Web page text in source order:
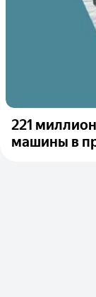
221
машины в